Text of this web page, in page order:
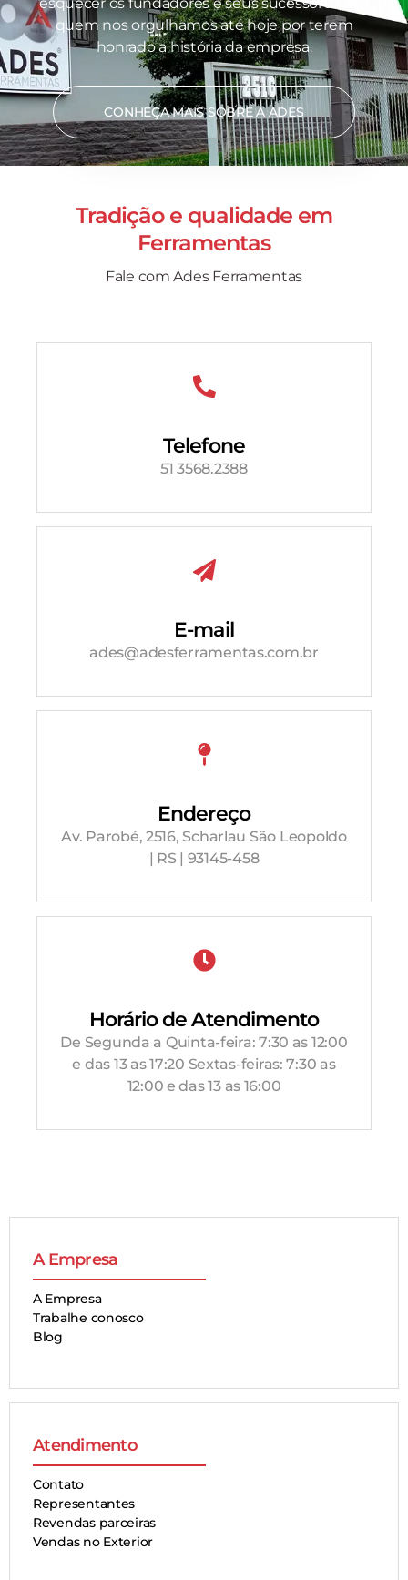
quem nos orgulhamos até hoje por terem
honrado a história da empresa.
CONHEÇA MAIS SOBRE A ADES
Tradição e qualidade em
Ferramentas
Fale com Ades Ferramentas
Telefone
51 3568.2388
E-mail
ades@adesferramentas.com.br
Endereço
Av. Parobé, 2516, Scharlau São Leopoldo
| RS | 93145-458
Horário de Atendimento
De Segunda a Quinta-feira: 7:30 as 12:00
e das 13 as 17:20 Sextas-feiras: 7:30 as
12:00 e das 13 as 16:00
A Empresa
A Empresa
Trabalhe conosco
Blog
Atendimento
Contato
Representantes
Revendas parceiras
Vendas no Exterior